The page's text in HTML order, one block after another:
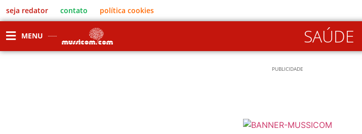
seja redator contato política cookies
MENU SAÚDE
PUBLICIDADE